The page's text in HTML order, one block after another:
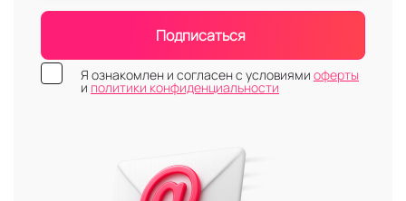
Подписаться
Я ознакомлен и согласен с условиями оферты
и политики конфиденциальности